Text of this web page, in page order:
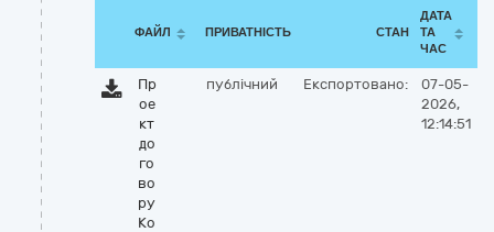
ФАЙЛ ПРИВАТНІСТЬ СТАН
ДАТА
ТА
ЧАС
Пр
ое
кт
до
го
во
ру
Ко
публічний Експортовано:
07-05-
2026,
12:14:51